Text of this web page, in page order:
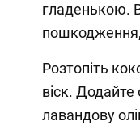
гладенькою.
пошкодження,
Розтопіть
віск. Додайте
лавандову